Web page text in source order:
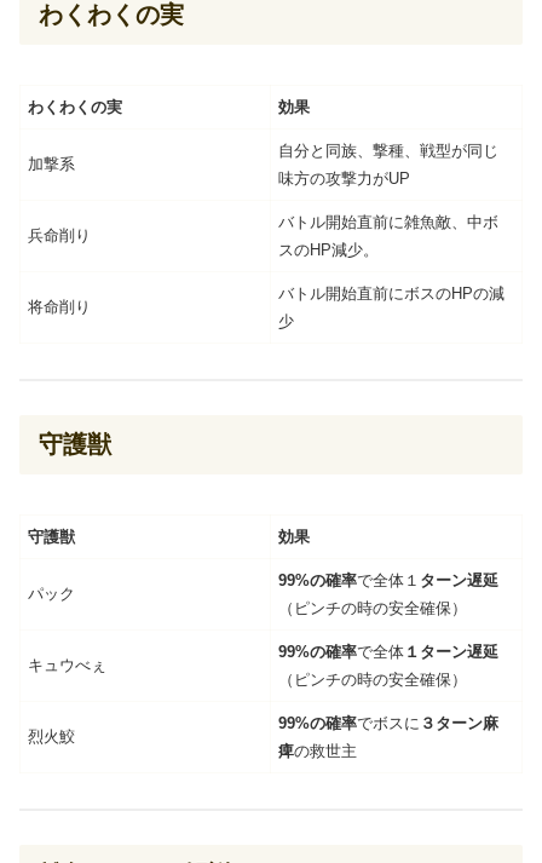
わくわくの実
わくわくの実 効果
加撃系
自分と同族、撃種、戦型が同じ
味方の攻撃力がUP
兵命削り
バトル開始直前に雑魚敵、中ボ
スのHP減少。
将命削り
バトル開始直前にボスのHPの減
少
守護獣
守護獣 効果
パック
99%の確率で全体１ ターン遅延
（ピンチの時の安全確保）
キュウべぇ
99%の確率で全体 １ターン遅延
（ピンチの時の安全確保）
烈火鮫
99%の確率でボスに ３ターン麻
痺の救世主